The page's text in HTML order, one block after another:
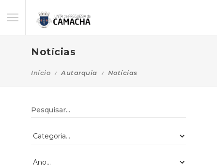
Notícias
Início Autarquia Notícias